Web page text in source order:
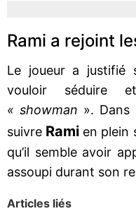
Rami a rejoint
Le joueur a justifié
vouloir séduire
« showman ».
suivre Rami en plein
qu’il semble avoir
assoupi durant son
Articles liés